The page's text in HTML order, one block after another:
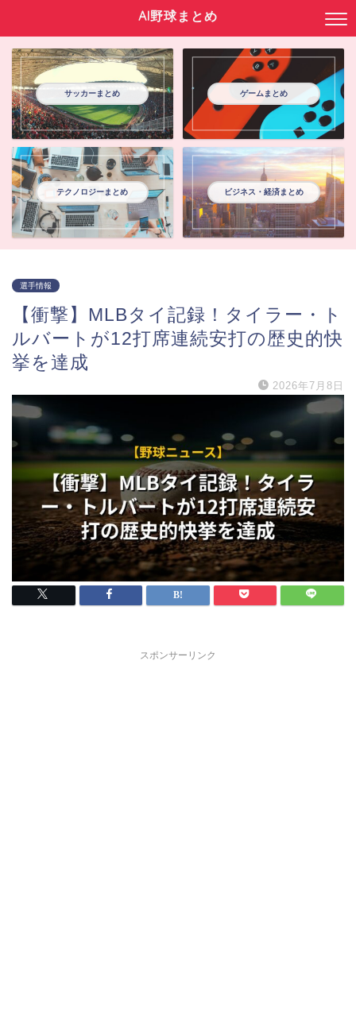
AI野球まとめ
サッカーまとめ ゲームまとめ
テクノロジーまとめ ビジネス・経済まとめ
選手情報
【衝撃】MLBタイ記録！タイラー・ト
ルバートが12打席連続安打の歴史的快
挙を達成
2026年7月8日
スポンサーリンク